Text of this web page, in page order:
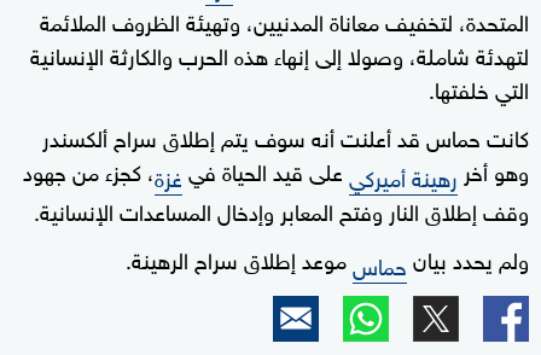
المتحدة، لتخفيف معاناة المدنيين، وتهيئة الظروف الملائمة
لتهدئة شاملة، وصولا إلى إنهاء هذه الحرب والكارثة الإنسانية
التي خلفتها.
كانت حماس قد أعلنت أنه سوف يتم إطلاق سراح ألكسندر
وهو أخر رهينة أميركيعلى قيد الحياة فيغزة، كجزء من جهود
وقف إطلاق النار وفتح المعابر وإدخال المساعدات الإنسانية.
ولم يحدد بيانحماسموعد إطلاق سراح الرهينة.